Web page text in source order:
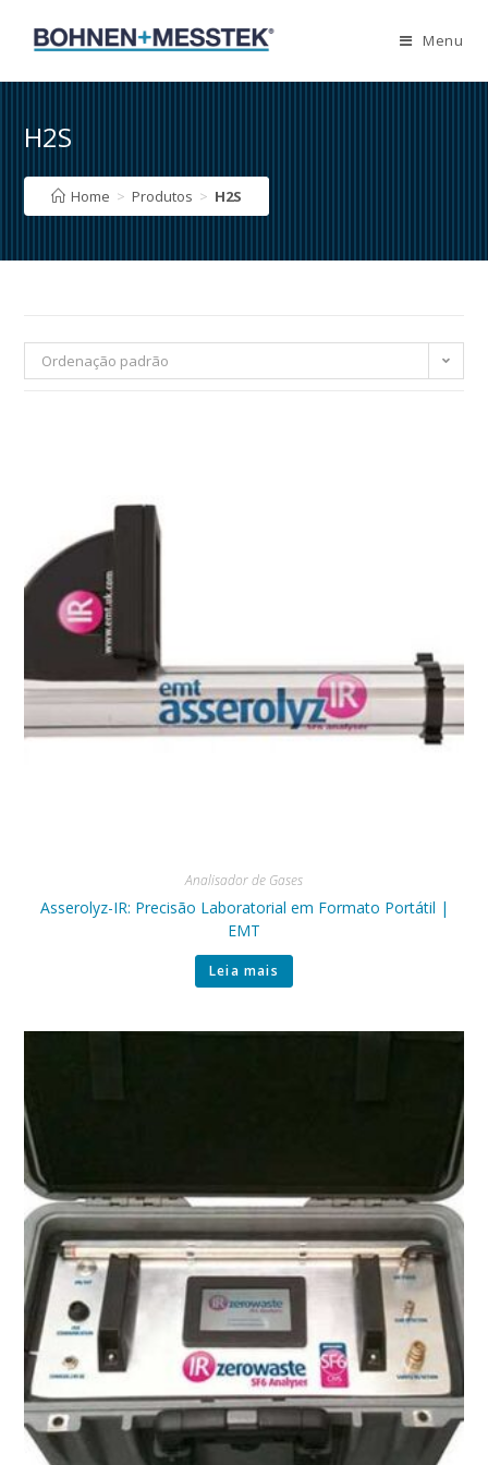
Menu
H2S
Home > Produtos > H2S
Ordenação padrão
Analisador de Gases
Asserolyz-IR: Precisão Laboratorial em Formato Portátil |
EMT
Leia mais